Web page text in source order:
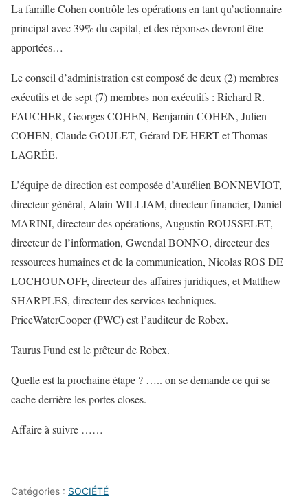
La famille Cohen contrôle les opérations en tant qu’actionnaire
principal avec 39% du capital, et des réponses devront être
apportées…
Le conseil d’administration est composé de deux (2) membres
exécutifs et de sept (7) membres non exécutifs : Richard R.
FAUCHER, Georges COHEN, Benjamin COHEN, Julien
COHEN, Claude GOULET, Gérard DE HERT et Thomas
LAGRÉE.
L’équipe de direction est composée d’Aurélien BONNEVIOT,
directeur général, Alain WILLIAM, directeur financier, Daniel
MARINI, directeur des opérations, Augustin ROUSSELET,
directeur de l’information, Gwendal BONNO, directeur des
ressources humaines et de la communication, Nicolas ROS DE
LOCHOUNOFF, directeur des affaires juridiques, et Matthew
SHARPLES, directeur des services techniques.
PriceWaterCooper (PWC) est l’auditeur de Robex.
Taurus Fund est le prêteur de Robex.
Quelle est la prochaine étape ? ….. on se demande ce qui se
cache derrière les portes closes.
Affaire à suivre ……
Catégories : SOCIÉTÉ